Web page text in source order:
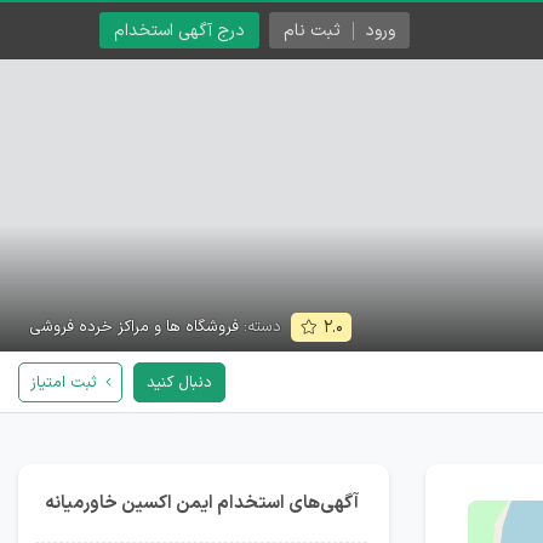
درج آگهی استخدام ورود ثبت نام
۲.۰ دسته:فروشگاه ها و مراکز خرده فروشی
دنبال کنید ثبت امتیاز
آگهی‌های استخدام ایمن اکسین خاورمیانه